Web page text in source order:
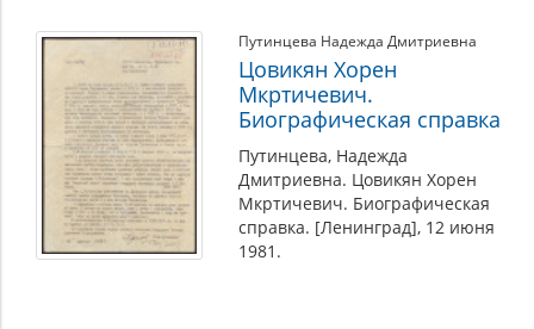
Путинцева Надежда Дмитриевна
Цовикян Хорен
Мкртичевич.
Биографическая справка
Путинцева, Надежда
Дмитриевна. Цовикян Хорен
Мкртичевич. Биографическая
справка. [Ленинград], 12 июня
1981.